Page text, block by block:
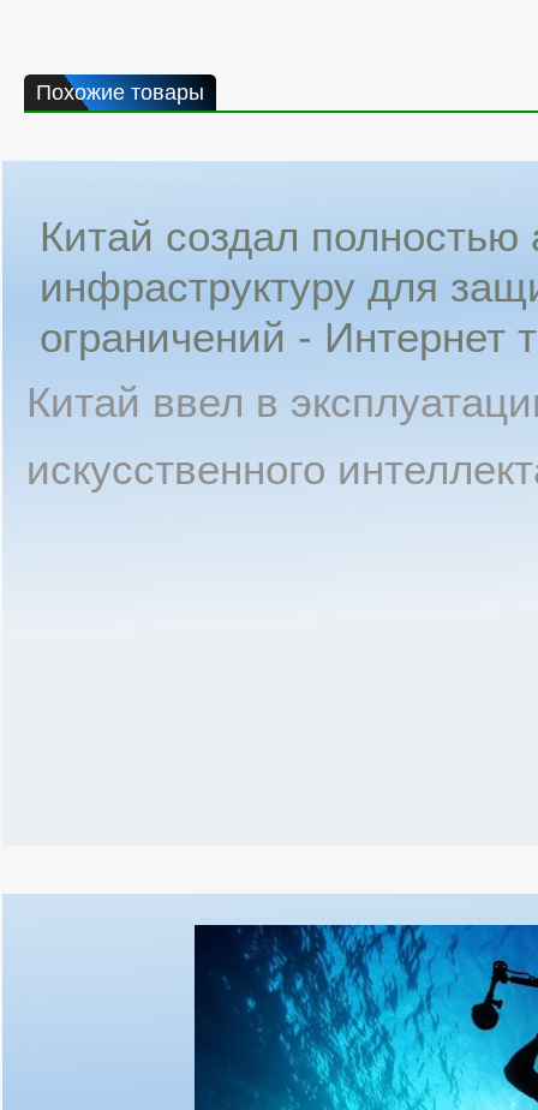
Похожие товары
Китай создал
инфраструктуру для
ограничений - Интернет
Китай ввел в
искусственного